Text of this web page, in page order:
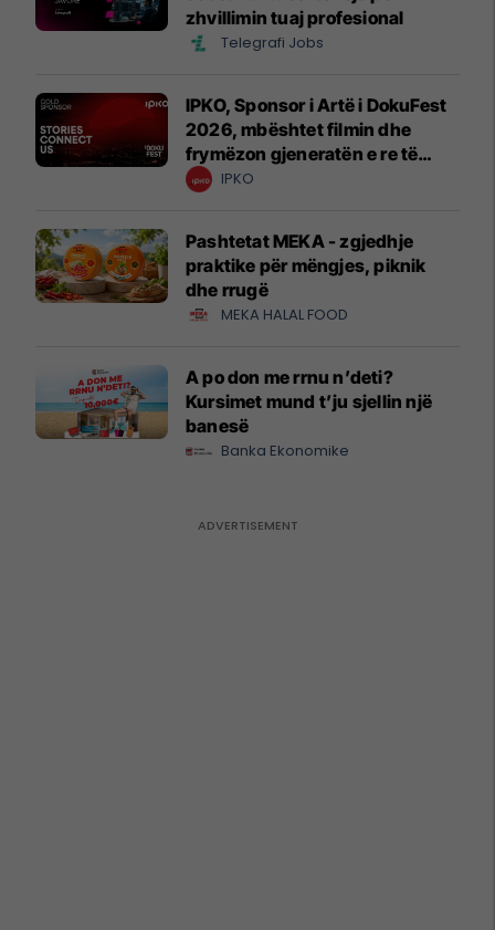
zhvillimin tuaj profesional
Telegrafi Jobs
IPKO, Sponsor i Artë i DokuFest
2026, mbështet filmin dhe
frymëzon gjeneratën e re të
krijuesve
IPKO
Pashtetat MEKA - zgjedhje
praktike për mëngjes, piknik
dhe rrugë
MEKA HALAL FOOD
A po don me rrnu n’deti?
Kursimet mund t’ju sjellin një
banesë
Banka Ekonomike